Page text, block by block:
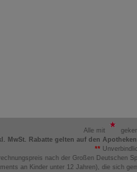
Alle mit
MwSt. Rabatte gelten auf den
**
nach der Großen Deutschen
an Kinder unter 12 Jahren), die sich